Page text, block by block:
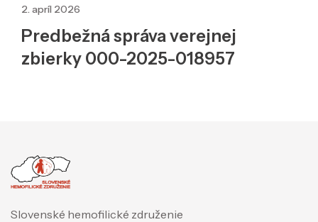
2. apríl 2026
Predbežná správa verejnej
zbierky 000-2025-018957
Slovenské hemofilické združenie